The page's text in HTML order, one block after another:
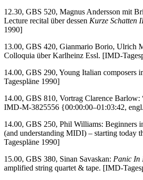
12.30, GBS 520, Magnus Andersson mit
Lecture recital über dessen Kurze Schatten
1990]
13.00, GBS 420, Gianmario Borio, Ulrich
Colloquia über Karlheinz Essl. [IMD-
14.00, GBS 290, Young Italian composers
Tagespläne 1990]
14.00, GBS 810, Vortrag Clarence Barlow:
IMD-M-3825556 {00:00:00–01:03:42,
14.00, GBS 250, Phil Williams: Beginners
(and understanding MIDI) – starting today
Tagespläne 1990]
15.00, GBS 380, Sinan Savaskan: Panic In
amplified string quartet & tape. [IMD-